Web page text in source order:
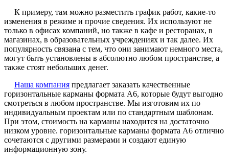
К примеру, там можно разместить график работ, какие-то
изменения в режиме и прочие сведения. Их используют не
только в офисах компаний, но также в кафе и ресторанах, в
магазинах, в образовательных учреждениях и так далее. Их
популярность связана с тем, что они занимают немного места,
могут быть установлены в абсолютно любом пространстве, а
также стоят небольших денег.
Наша компания предлагает заказать качественные
горизонтальные карманы формата А6, которые будут выгодно
смотреться в любом пространстве. Мы изготовим их по
индивидуальным проектам или по стандартным шаблонам.
При этом, стоимость на карманы находится на достаточно
низком уровне. горизонтальные карманы формата А6 отлично
сочетаются с другими размерами и создают единую
информационную зону.